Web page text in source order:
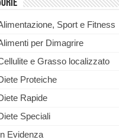
Sport e Fitness
per Dimagrire
e Grasso localizzato
Proteiche
Rapide
Speciali
Evidenza